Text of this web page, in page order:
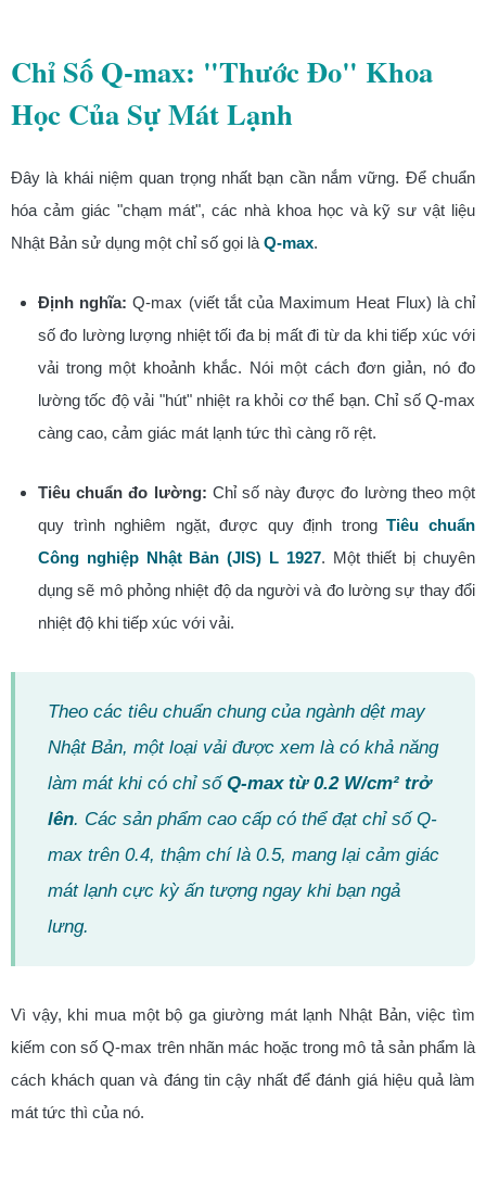
Chỉ Số Q-max: "Thước Đo" Khoa
Học Của Sự Mát Lạnh
Đây là khái niệm quan trọng nhất bạn cần nắm vững. Để chuẩn
hóa cảm giác "chạm mát", các nhà khoa học và kỹ sư vật liệu
Nhật Bản sử dụng một chỉ số gọi là Q-max.
Định nghĩa: Q-max (viết tắt của Maximum Heat Flux) là chỉ
số đo lường lượng nhiệt tối đa bị mất đi từ da khi tiếp xúc với
vải trong một khoảnh khắc. Nói một cách đơn giản, nó đo
lường tốc độ vải "hút" nhiệt ra khỏi cơ thể bạn. Chỉ số Q-max
càng cao, cảm giác mát lạnh tức thì càng rõ rệt.
Tiêu chuẩn đo lường: Chỉ số này được đo lường theo một
quy trình nghiêm ngặt, được quy định trongTiêu chuẩn
Công nghiệp Nhật Bản (JIS) L 1927. Một thiết bị chuyên
dụng sẽ mô phỏng nhiệt độ da người và đo lường sự thay đổi
nhiệt độ khi tiếp xúc với vải.
Theo các tiêu chuẩn chung của ngành dệt may
Nhật Bản, một loại vải được xem là có khả năng
làm mát khi có chỉ sốQ-max từ 0.2 W/cm² trở
lên. Các sản phẩm cao cấp có thể đạt chỉ số Q-
max trên 0.4, thậm chí là 0.5, mang lại cảm giác
mát lạnh cực kỳ ấn tượng ngay khi bạn ngả
lưng.
Vì vậy, khi mua một bộ ga giường mát lạnh Nhật Bản, việc tìm
kiếm con số Q-max trên nhãn mác hoặc trong mô tả sản phẩm là
cách khách quan và đáng tin cậy nhất để đánh giá hiệu quả làm
mát tức thì của nó.